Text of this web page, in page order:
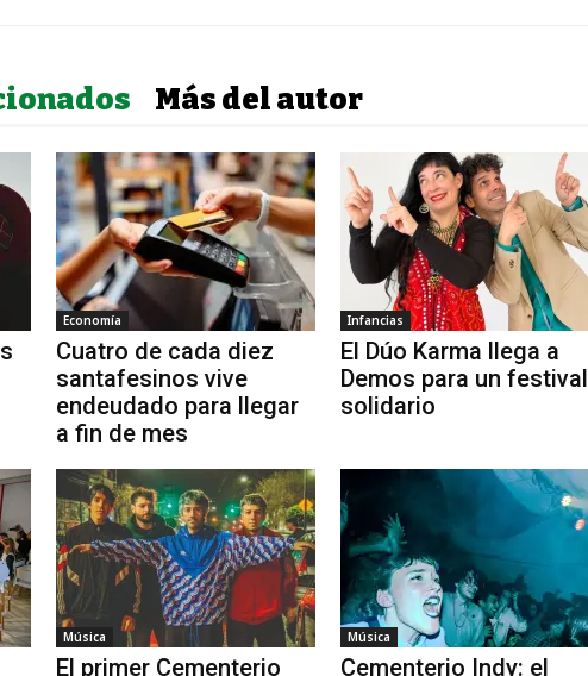
Más del autor
Economía
Cuatro de cada diez
santafesinos vive
endeudado para llegar
a fin de mes
Infancias
El Dúo Karma llega a
Demos para un festival
solidario
Música
El primer Cementerio
Música
Cementerio Indy: el